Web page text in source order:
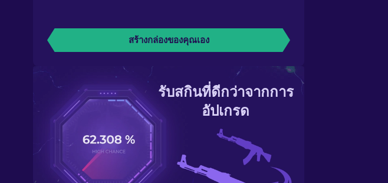
สร้างกล่องของคุณเอง
รับสกินที่ดีกว่าจากการ
อัปเกรด